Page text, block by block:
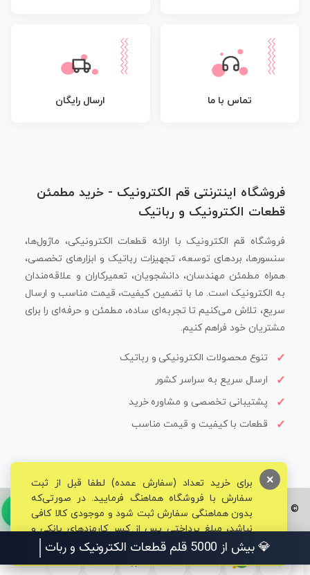
تماس با ما ارسال رایگان
فروشگاه اینترنتی قم الکترونیک - خرید مطمئن
قطعات الکترونیک و رباتیک
فروشگاه قم الکترونیک با ارائه قطعات الکترونیکی، ماژول‌ها،
سنسورها، بردهای توسعه، تجهیزات رباتیک و ابزارهای تخصصی،
همراه مطمئن مهندسان، دانشجویان، تعمیرکاران و علاقه‌مندان
به الکترونیک است. ما با تضمین کیفیت، قیمت مناسب و ارسال
سریع، تلاش می‌کنیم تا تجربه‌ای ساده، مطمئن و حرفه‌ای را برای
مشتریان خود فراهم کنیم.
تنوع محصولات الکترونیکی و رباتیک
ارسال سریع به سراسر کشور
پشتیبانی تخصصی و مشاوره خرید
قطعات با کیفیت و قیمت مناسب
© تمامی حقوق برای فروشگاه تخصصی قم الکترونیک محفوظ می‌باشد.
برای خرید تعداد (سفارش عمده) لطفا قبل از ثبت
سفارش با فروشگاه هماهنگ فرمایید. در صورتی‌که
بدون هماهنگی سفارش ثبت شود و موجودی کالا کافی
نباشد، مبلغ پرداختی پس از کسر کارمزدهای بانکی و
مالیاتی به حساب شما بازگشت داده خواهد شد.
×
💎 بیش از 5000 قلم قطعات الکترونیک و رباتیک